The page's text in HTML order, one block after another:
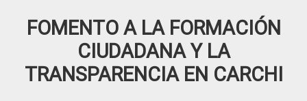
FOMENTO A LA FORMACIÓN
CIUDADANA Y LA
TRANSPARENCIA EN CARCHI